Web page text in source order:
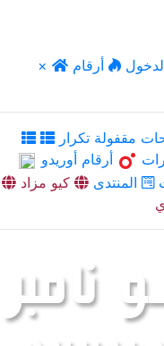
×
أرقام
مقفولة تكرار
أرقام أوريدو
المنتدى
كيو مزاد